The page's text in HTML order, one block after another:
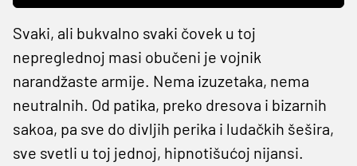
Svaki, ali bukvalno svaki čovek u toj
nepreglednoj masi obučeni je vojnik
narandžaste armije. Nema izuzetaka, nema
neutralnih. Od patika, preko dresova i bizarnih
sakoa, pa sve do divljih perika i ludačkih šešira,
sve svetli u toj jednoj, hipnotišućoj nijansi.